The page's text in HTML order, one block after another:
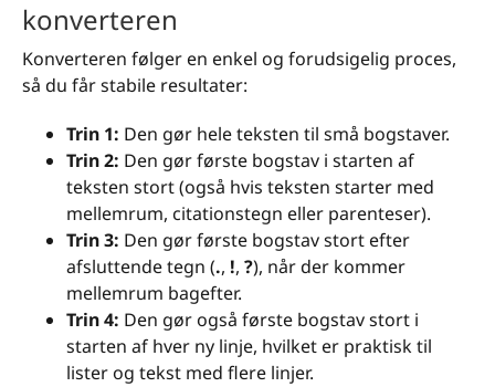
konverteren
Konverteren følger en enkel og forudsigelig proces,
så du får stabile resultater:
Trin 1: Den gør hele teksten til små bogstaver.
Trin 2: Den gør første bogstav i starten af
teksten stort (også hvis teksten starter med
mellemrum, citationstegn eller parenteser).
Trin 3: Den gør første bogstav stort efter
afsluttende tegn (., !, ?), når der kommer
mellemrum bagefter.
Trin 4: Den gør også første bogstav stort i
starten af hver ny linje, hvilket er praktisk til
lister og tekst med flere linjer.